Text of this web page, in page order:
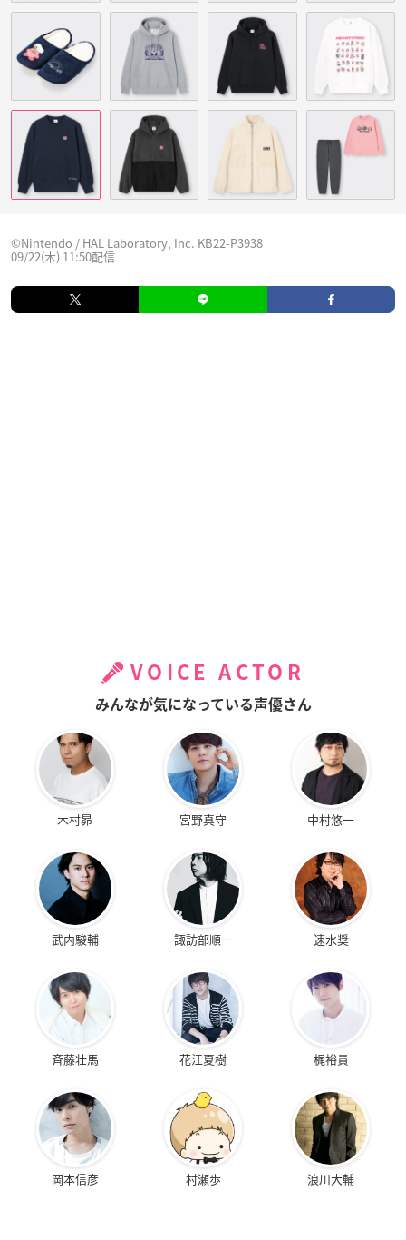
©Nintendo / HAL Laboratory, Inc. KB22-P3938
09/22(木) 11:50配信
VOICE ACTOR
みんなが気になっている声優さん
木村昴 宮野真守 中村悠一
武内駿輔 諏訪部順一 速水奨
斉藤壮馬 花江夏樹 梶裕貴
岡本信彦 村瀬歩 浪川大輔